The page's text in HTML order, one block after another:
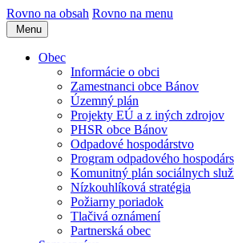
Rovno na obsah Rovno na menu
Menu
Obec
Informácie o obci
Zamestnanci obce Bánov
Územný plán
Projekty EÚ a z iných zdrojov
PHSR obce Bánov
Odpadové hospodárstvo
Program odpadového
Komunitný plán sociálnych
Nízkouhlíková stratégia
Požiarny poriadok
Tlačivá oznámení
Partnerská obec